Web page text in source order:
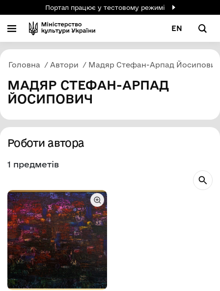
Портал працює у тестовому режимі
EN
Головна Автори Мадяр Стефан-Арпад Йосипович
МАДЯР СТЕФАН-АРПАД
ЙОСИПОВИЧ
Роботи автора
1 предметів